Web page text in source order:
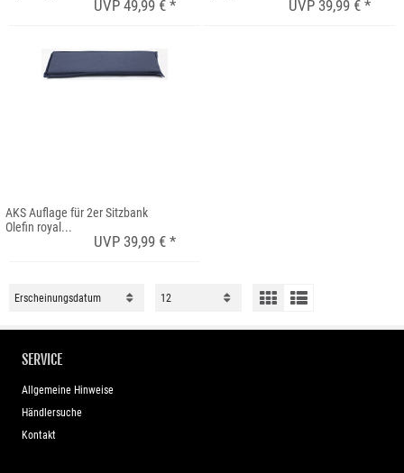
UVP 49,99 € * UVP 39,99 € *
AKS Auflage für 2er Sitzbank
Olefin royal...
UVP 39,99 € *
SERVICE
Allgemeine Hinweise
Händlersuche
Kontakt